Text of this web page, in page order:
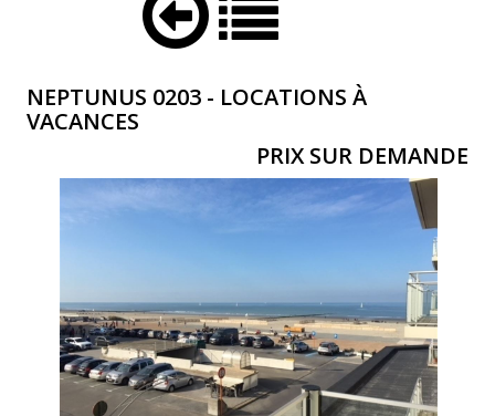
NEPTUNUS 0203 - LOCATIONS À
VACANCES
PRIX SUR DEMANDE